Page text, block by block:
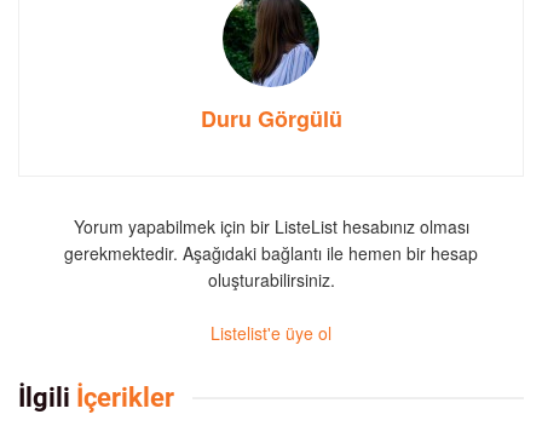
Duru Görgülü
Yorum yapabilmek için bir ListeList hesabınız olması
gerekmektedir. Aşağıdaki bağlantı ile hemen bir hesap
oluşturabilirsiniz.
Listelist'e üye ol
İlgili İçerikler